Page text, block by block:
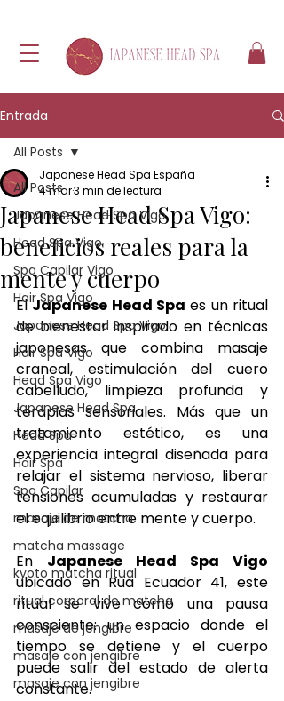
Entrada
All Posts
Japanese Head Spa Vigo
Head Spa Vigo
Spa Capilar Vigo
Hair Spa Vigo
Japanese Head Spa Vigo
Hair Spa Vigo
Head Spa Vigo
Japanese Head Spa
Head Spa
Hair Spa
Spa Capilar
masaje de matcha
matcha massage
kyoto matcha ritual
ritual corporal de matcha
masaje de jengibre
masaje con jengibre
masaje con jengibre
All Posts
Japanese Head Spa Vigo:
beneficios reales para la
mente y cuerpo
Japanese Head Spa España
4 mar3 min de lectura
El Japanese Head Spa es un ritual
de bienestar inspirado en técnicas
japonesas que combina masaje
craneal, estimulación del cuero
cabelludo, limpieza profunda y
terapias sensoriales. Más que un
tratamiento estético, es una
experiencia integral diseñada para
relajar el sistema nervioso, liberar
tensiones acumuladas y restaurar
el equilibrio entre mente y cuerpo.
En
ubicado en ​Rúa Ecuador 41, este
ritual se vive como una pausa
consciente: un espacio donde el
tiempo se detiene y el cuerpo
puede salir del estado de alerta
constante.